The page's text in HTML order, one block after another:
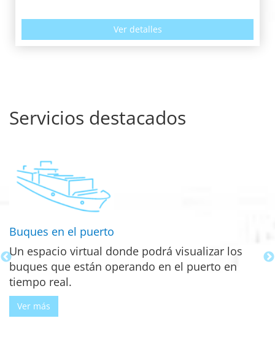
Ver detalles
Servicios destacados
Buques en el puerto
Un espacio virtual donde podrá visualizar los
buques que están operando en el puerto en
tiempo real.
Ver más